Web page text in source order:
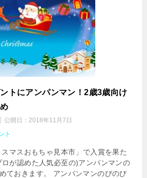
トにアンパンマン！2歳3歳向け
公開日： 2018年11月7日
ト
マスおもちゃ見本市」で入賞を果た
ロが認めた人気必至の)アンパンマンの
ておきます。 アンパンマンのびのび